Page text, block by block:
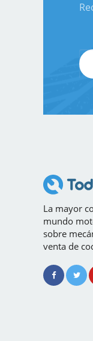
La mayor
mundo
sobre
venta de